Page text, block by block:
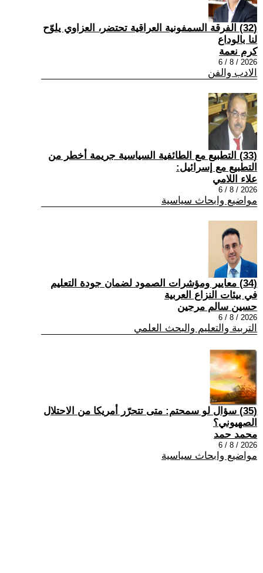
(32) الفرقة السمفونية العراقية تحتضر، العزاوي يلوّح
لنا بالوداع
كرم نعمة
2026 / 8 / 6
الادب والفن
(33) التطبيع مع الطائفية السياسية جريمة أخطر من
التطبيع مع إسرائيل:
علاء اللامي
2026 / 8 / 6
مواضيع وابحاث سياسية
(34) معايير ومؤشرات الصمود لضمان جودة التعليم
في بيئات النزاع العربية
حسين سالم مرجين
2026 / 8 / 6
التربية والتعليم والبحث العلمي
(35) سؤال لو سمحتم: متى تتحرّر أمريكا من الاحتلال
الصهيوني؟
محمد حمد
2026 / 8 / 6
مواضيع وابحاث سياسية